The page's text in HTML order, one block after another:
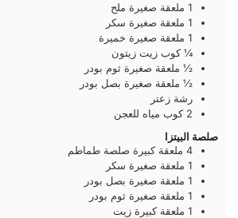
1 ملعقة صغيرة ملح
1 ملعقة صغيرة سكر
1 ملعقة صغيرة خميرة
¼ كوب زيت زيتون
½ ملعقة صغيرة ثوم بودر
½ ملعقة صغيرة بصل بودر
رشة زعتر
2 كوب مياه للعجن
صلصة البيتزا
4 ملعقة كبيرة صلصة طماطم
1 ملعقة صغيرة سكر
1 ملعقة صغيرة بصل بودر
1 ملعقة صغيرة ثوم بودر
1 ملعقة كبيرة زيت